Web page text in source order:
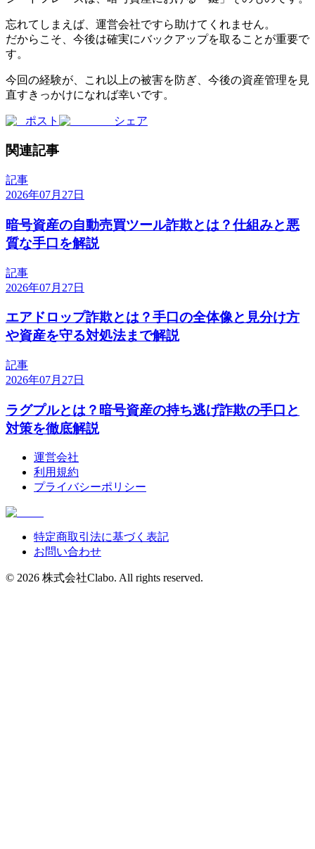
忘れてしまえば、運営会社ですら助けてくれません。
だからこそ、今後は確実にバックアップを取ることが重要で
す。
今回の経験が、これ以上の被害を防ぎ、今後の資産管理を見
直すきっかけになれば幸いです。
ポスト シェア
関連記事
記事
2026年07月27日
暗号資産の自動売買ツール詐欺とは？仕組みと悪
質な手口を解説
記事
2026年07月27日
エアドロップ詐欺とは？手口の全体像と見分け方
や資産を守る対処法まで解説
記事
2026年07月27日
ラグプルとは？暗号資産の持ち逃げ詐欺の手口と
対策を徹底解説
運営会社
利用規約
プライバシーポリシー
特定商取引法に基づく表記
お問い合わせ
© 2026 株式会社Clabo. All rights reserved.